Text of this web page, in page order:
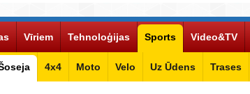
Vīriem Tehnoloģijas Sports
4x4 Moto Velo Uz Ūdens Trases
Video&TV